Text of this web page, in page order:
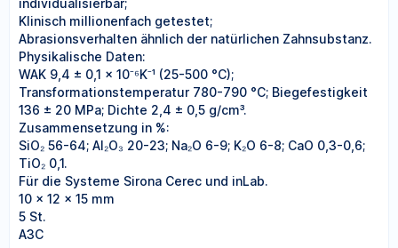
individualisierbar;
Klinisch millionenfach getestet;
Abrasionsverhalten ähnlich der natürlichen Zahnsubstanz.
Physikalische Daten:
WAK 9,4 ± 0,1 x 10⁻⁶K⁻¹ (25-500 °C);
Transformationstemperatur 780-790 °C; Biegefestigkeit
136 ± 20 MPa; Dichte 2,4 ± 0,5 g/cm³.
Zusammensetzung in %:
SiO₂ 56-64; Al₂O₃ 20-23; Na₂O 6-9; K₂O 6-8; CaO 0,3-0,6;
TiO₂ 0,1.
Für die Systeme Sirona Cerec und inLab.
10 x 12 x 15 mm
5 St.
A3C